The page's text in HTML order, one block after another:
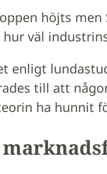
höjts
väl
enligt
till att
ha hunnit